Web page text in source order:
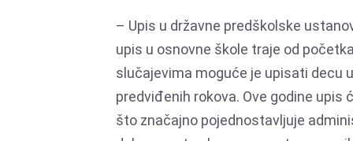
– Upis u državne predškolske
upis u osnovne škole traje od
slučajevima moguće je upisati decu
predviđenih rokova. Ove godine
što značajno pojednostavljuje